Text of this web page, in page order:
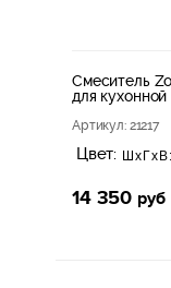
Смеситель
для
Артикул: 21217
Цвет: ШхГхВ:
14 350 руб